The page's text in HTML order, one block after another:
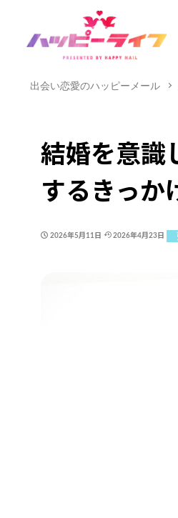
出会い恋愛のハッピーメール
結婚を意識
するきっか
2026年5月11日 2026年4月23日